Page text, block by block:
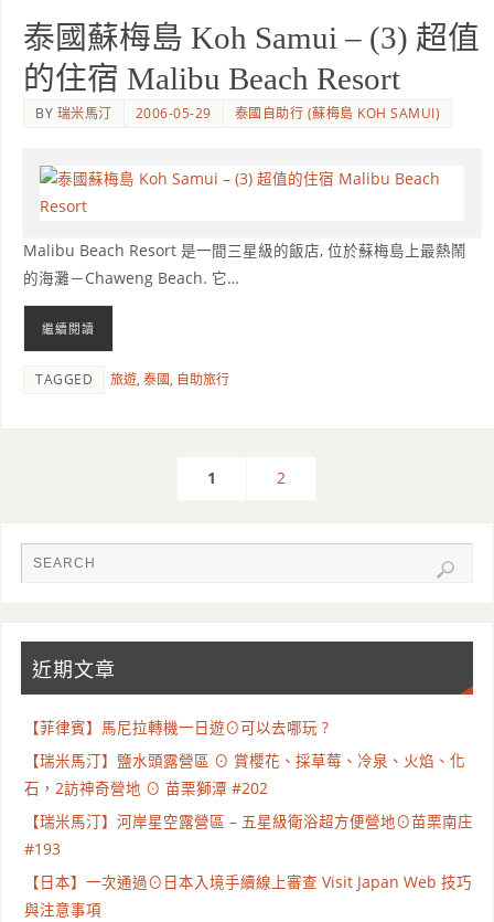
泰國蘇梅島 Koh Samui – (3) 超值
的住宿 Malibu Beach Resort
BY 瑞米馬汀 2006-05-29 泰國自助行 (蘇梅島 KOH SAMUI)
Malibu Beach Resort 是一間三星級的飯店, 位於蘇梅島上最熱鬧
的海灘－Chaweng Beach. 它…
繼續閱讀
TAGGED 旅遊,泰國, 自助旅行
1 2
近期文章
【菲律賓】馬尼拉轉機一日遊⊙可以去哪玩 ?
【瑞米馬汀】鹽水頭露營區 ⊙ 賞櫻花、採草莓、冷泉、火焰、化
石，2訪神奇營地 ⊙ 苗栗獅潭 #202
【瑞米馬汀】河岸星空露營區 – 五星級衛浴超方便營地⊙苗栗南庄
#193
【日本】一次通過⊙日本入境手續線上審查 Visit Japan Web 技巧
與注意事項